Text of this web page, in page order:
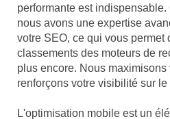
performante est indispensable.
nous avons une expertise
votre SEO, ce qui vous permet
classements des moteurs de
plus encore. Nous
renforçons votre visibilité sur le
L'optimisation mobile est un